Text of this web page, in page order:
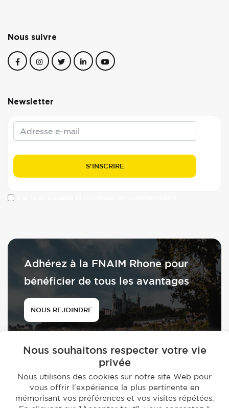
Nous suivre
Newsletter
Adhérez à la FNAIM Rhone pour
bénéficier de tous les avantages
NOUS REJOINDRE
© 2026 - FNAIM du Rhône
Nous souhaitons respecter votre vie
privée
Nous utilisons des cookies sur notre site Web pour
vous offrir l'expérience la plus pertinente en
mémorisant vos préférences et vos visites répétées.